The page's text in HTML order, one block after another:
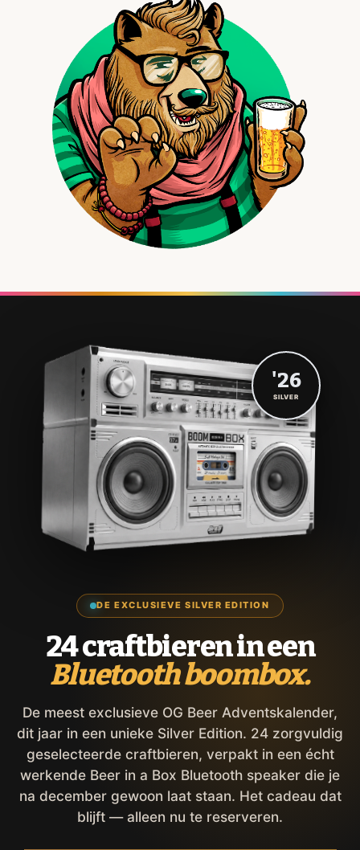
DE EXCLUSIEVE SILVER EDITION
24 craftbieren in een
Bluetooth boombox.
De meest exclusieve OG Beer Adventskalender,
dit jaar in een unieke Silver Edition. 24 zorgvuldig
geselecteerde craftbieren, verpakt in een écht
werkende Beer in a Box Bluetooth speaker die je
na december gewoon laat staan. Het cadeau dat
blijft — alleen nu te reserveren.
'26
SILVER